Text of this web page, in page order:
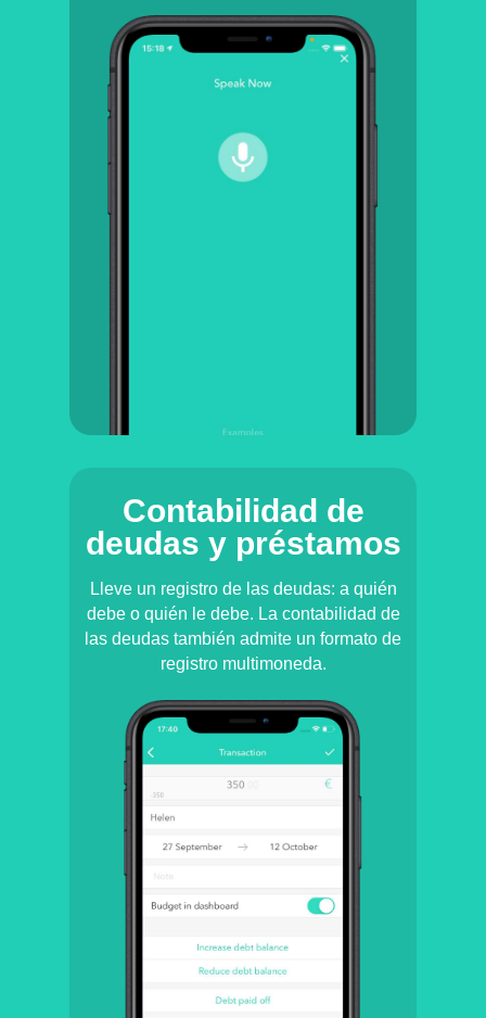
Lleve un registro de las deudas: a quién
debe o quién le debe. La contabilidad de
las deudas también admite un formato de
registro multimoneda.
Contabilidad de
deudas y préstamos